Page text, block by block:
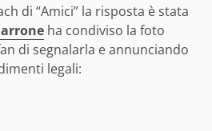
di “Amici” la risposta è stata
ha condiviso la foto
di segnalarla e annunciando
legali: